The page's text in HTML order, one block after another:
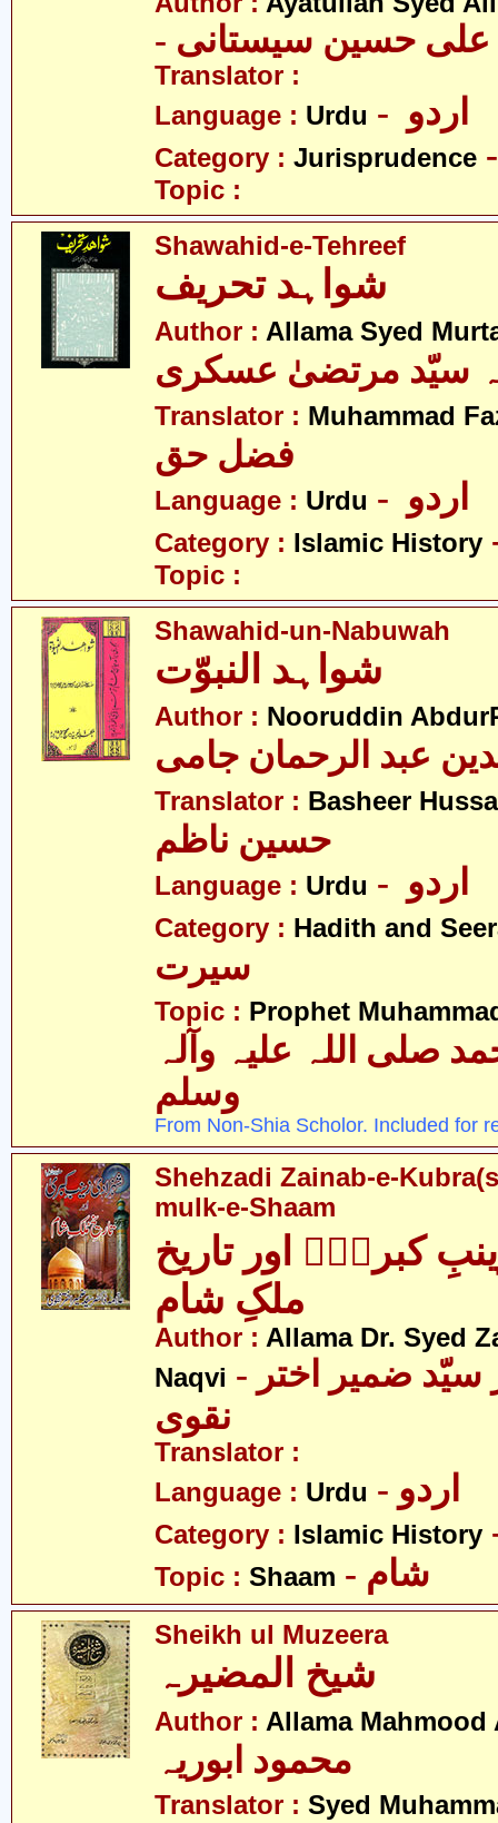
علی حسین سیستانی
Translator :
Language : Urdu
Category : Jurisprudence
Topic :
Shawahid-e-Tehreef
Author : Allama Syed
سیّد مرتضیٰ عسکری
Translator : Muhammad
فضل حق
Language : Urdu
Category : Islamic History
Topic :
Shawahid-un-Nabuwah
شواہد النبوّت
Author : Nooruddin
عبد الرحمان جامی
Translator : Basheer
حسین ناظم
Language : Urdu
Category : Hadith and
سیرت
Topic : Prophet
صلی اللہ علیہ وآلہ
وسلم
From Non-Shia Scholor. Included for
Shehzadi Zainab-e-
mulk-e-Shaam
کبریٰؑ اور تاریخ
ملکِ شام
Author : Allama Dr. Syed
Naqvi - علامہ ڈاکٹر سیّد ضمیر اختر
نقوی
Translator :
Language : Urdu - اردو
Category : Islamic History
Topic : Shaam - شام
Sheikh ul Muzeera
شیخ المضیرہ
Author : Allama Mahmood
محمود ابوریہ
Translator : Syed